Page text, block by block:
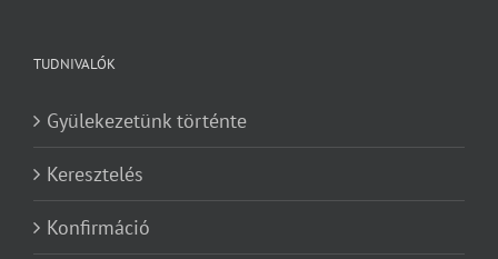
TUDNIVALÓK
Gyülekezetünk történte
Keresztelés
Konfirmáció